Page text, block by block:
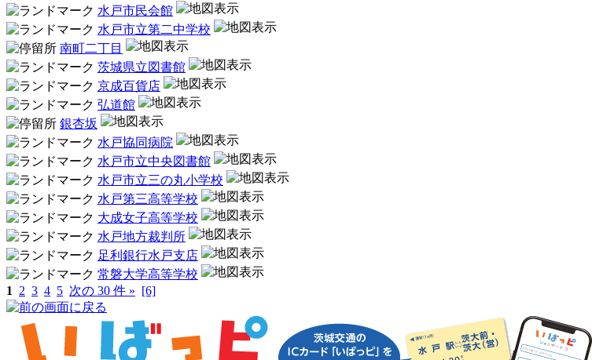
水戸市民会館
水戸市立第二中学校
南町二丁目
茨城県立図書館
京成百貨店
弘道館
銀杏坂
水戸協同病院
水戸市立中央図書館
水戸市立三の丸小学校
水戸第三高等学校
大成女子高等学校
水戸地方裁判所
足利銀行水戸支店
常磐大学高等学校
1
2 3 4 5 次の 30 件 » [6]